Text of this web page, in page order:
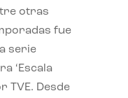
otras
fue
serie
‘Escala
TVE. Desde